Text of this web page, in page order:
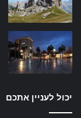
יכול לעניין אתכם